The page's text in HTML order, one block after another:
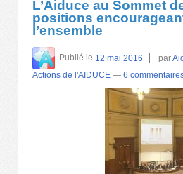
L’Aiduce au Sommet
positions
l’ensemble
Publié le 12 mai 2016 par
Actions de l'AIDUCE — 6